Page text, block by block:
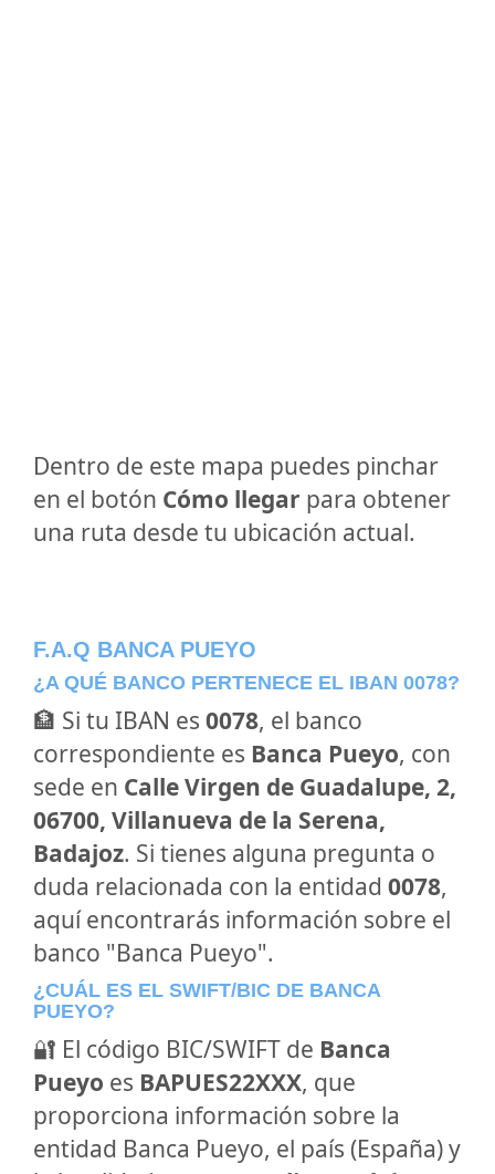
Dentro de este mapa puedes pinchar
en el botón Cómo llegar para obtener
una ruta desde tu ubicación actual.
F.A.Q BANCA PUEYO
¿A QUÉ BANCO PERTENECE EL IBAN 0078?
🏦 Si tu IBAN es 0078, el banco
correspondiente es Banca Pueyo, con
sede en Calle Virgen de Guadalupe, 2,
06700, Villanueva de la Serena,
Badajoz. Si tienes alguna pregunta o
duda relacionada con la entidad 0078,
aquí encontrarás información sobre el
banco "Banca Pueyo".
¿CUÁL ES EL SWIFT/BIC DE BANCA
PUEYO?
🔐 El código BIC/SWIFT de Banca
Pueyo es BAPUES22XXX, que
proporciona información sobre la
entidad Banca Pueyo, el país (España) y